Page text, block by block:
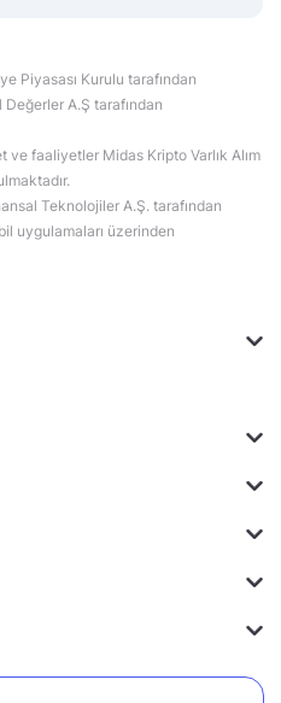
Piyasası Kurulu tarafından
A.Ş tarafından
ve faaliyetler Midas Kripto Varlık Alım
Teknolojiler A.Ş. tarafından
uygulamaları üzerinden